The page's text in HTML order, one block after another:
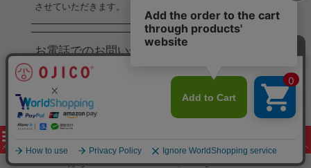
させていただきます。
お電話でのお問い合わせ
076-246-5050
※5/2（土）から5/6（水）までの間はお電話でのお問い合
わせ受付をお休みさせていただきます。
copyright 2005-2026 channel H co.,ltd. all rights reserved